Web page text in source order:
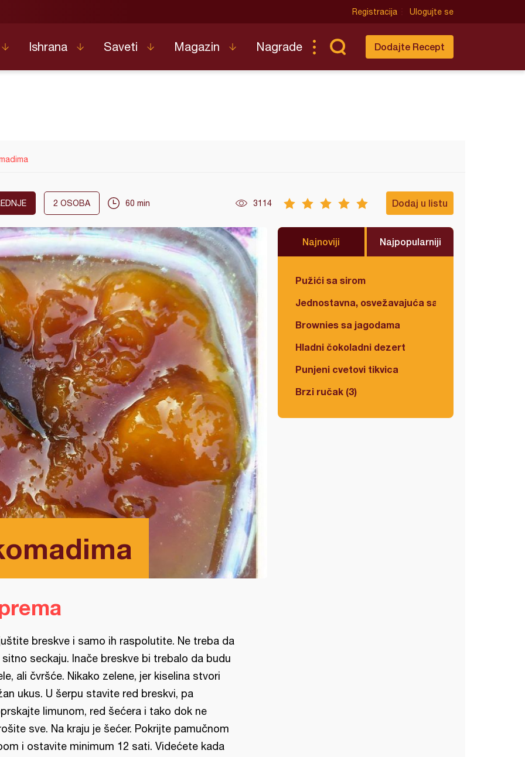
Registracija Ulogujte se
Ishrana Saveti Magazin Nagrade Dodajte Recept
2 OSOBA 60 min 3114 Dodaj u listu
Najnoviji Najpopularniji
Pužići sa sirom
Jednostavna, osvežavajuća salata
Brownies sa jagodama
Hladni čokoladni dezert
Punjeni cvetovi tikvica
Brzi ručak (3)
breskve i samo ih raspolutite. Ne treba da
sitno seckaju. Inače breskve bi trebalo da budu
ali čvršće. Nikako zelene, jer kiselina stvori
ukus. U šerpu stavite red breskvi, pa
limunom, red šećera i tako dok ne
sve. Na kraju je šećer. Pokrijte pamučnom
i ostavite minimum 12 sati. Videćete kada